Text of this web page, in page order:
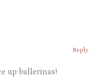
Reply
up ballerinas!